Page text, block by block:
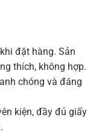
đặt hàng. Sản
thích, không hợp.
chóng và đáng
kiện, đầy đủ giấy